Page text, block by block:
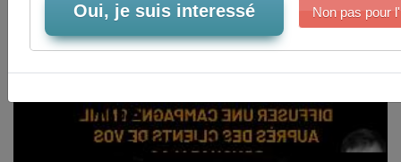
Oui, je suis interessé Non pas pour